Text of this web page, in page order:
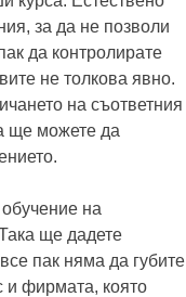
за да не позволи
да контролирате
не толкова явно.
на съответния
ще можете да
на
ще дадете
пак няма да губите
и фирмата, която